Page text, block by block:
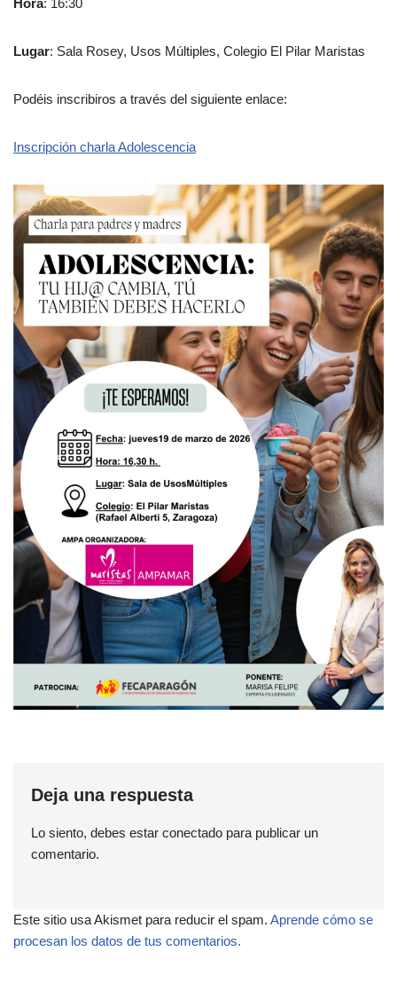
Hora: 16:30
Lugar: Sala Rosey, Usos Múltiples, Colegio El Pilar Maristas
Podéis inscribiros a través del siguiente enlace:
Inscripción charla Adolescencia
Deja una respuesta
Lo siento, debes estar conectado para publicar un
comentario.
Este sitio usa Akismet para reducir el spam. Aprende cómo se
procesan los datos de tus comentarios.